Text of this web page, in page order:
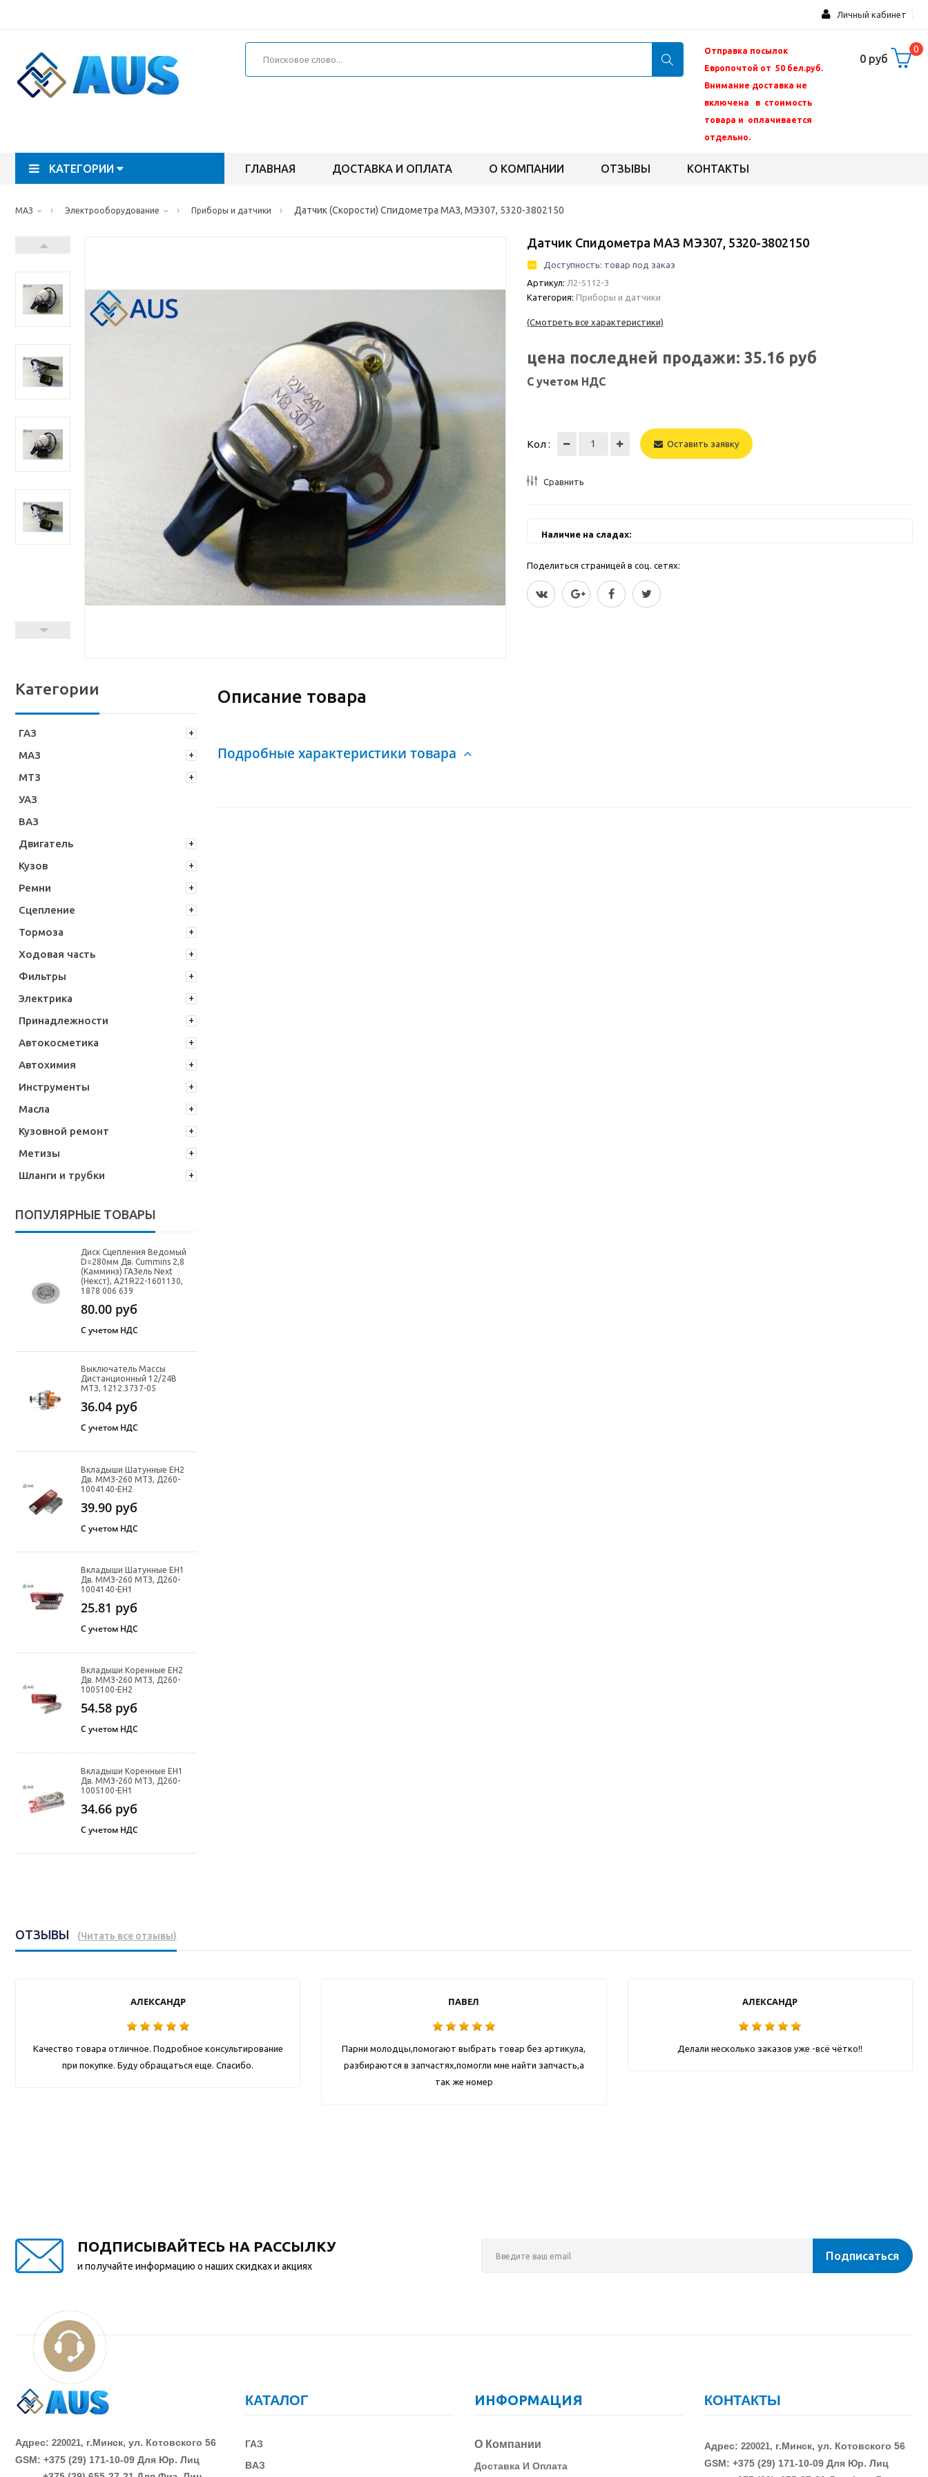
Личный кабинет
Отправка посылок
Европочтой от 50 бел.руб.
Внимание доставка не
включена в стоимость
товара и оплачивается
отдельно.
0 руб
0
КАТЕГОРИИ ГЛАВНАЯ ДОСТАВКА И ОПЛАТА О КОМПАНИИ ОТЗЫВЫ КОНТАКТЫ
МАЗ › Электрооборудование › Приборы и датчики › Датчик (Скорости) Спидометра МАЗ, МЭ307, 5320-3802150
Датчик Спидометра МАЗ МЭ307, 5320-3802150
Доступность: товар под заказ
Артикул: Л2-5112-3
Категория: Приборы и датчики
(Смотреть все характеристики)
цена последней продажи: 35.16 руб
С учетом НДС
Кол : Оставить заявку
Сравнить
Наличие на сладах:
Поделиться страницей в соц. сетях:
Категории
ГАЗ
МАЗ
МТЗ
УАЗ
ВАЗ
Двигатель
Кузов
Ремни
Сцепление
Тормоза
Ходовая часть
Фильтры
Электрика
Принадлежности
Автокосметика
Автохимия
Инструменты
Масла
Кузовной ремонт
Метизы
Шланги и трубки
ПОПУЛЯРНЫЕ ТОВАРЫ
Диск Сцепления Ведомый
D=280мм Дв. Cummins 2,8
(Камминз) ГАЗель Next
(Некст), A21R22-1601130,
1878 006 639
80.00 руб
С учетом НДС
Выключатель Массы
Дистанционный 12/24В
МТЗ, 1212.3737-05
36.04 руб
С учетом НДС
Вкладыши Шатунные ЕН2
Дв. ММЗ-260 МТЗ, Д260-
1004140-ЕН2
39.90 руб
С учетом НДС
Вкладыши Шатунные ЕН1
Дв. ММЗ-260 МТЗ, Д260-
1004140-ЕН1
25.81 руб
С учетом НДС
Вкладыши Коренные ЕН2
Дв. ММЗ-260 МТЗ, Д260-
1005100-ЕН2
54.58 руб
С учетом НДС
Вкладыши Коренные ЕН1
Дв. ММЗ-260 МТЗ, Д260-
1005100-ЕН1
34.66 руб
С учетом НДС
Описание товара
Подробные характеристики товара
ОТЗЫВЫ (Читать все отзывы)
АЛЕКСАНДР
Качество товара отличное. Подробное консультирование
при покупке. Буду обращаться еще. Спасибо.
ПАВЕЛ
Парни молодцы,помогают выбрать товар без артикула,
разбираются в запчастях,помогли мне найти запчасть,а
так же номер
АЛЕКСАНДР
Делали несколько заказов уже -всё чётко!!
ПОДПИСЫВАЙТЕСЬ НА РАССЫЛКУ
и получайте информацию о наших скидках и акциях
Подписаться
Адрес: 220021, г.Минск, ул. Котовского 56
GSM: +375 (29) 171-10-09 Для Юр. Лиц
КАТАЛОГ
ГАЗ
ВАЗ
ИНФОРМАЦИЯ
О Компании
ДОставка И Оплата
КОНТАКТЫ
Адрес: 220021, г.Минск, ул. Котовского 56
GSM: +375 (29) 171-10-09 Для Юр. Лиц